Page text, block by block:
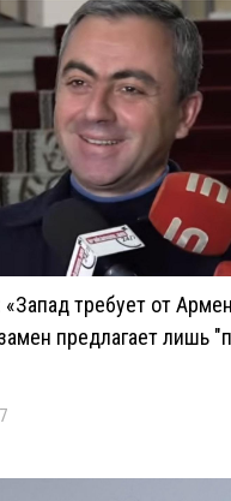
«Запад требует от
предлагает лишь